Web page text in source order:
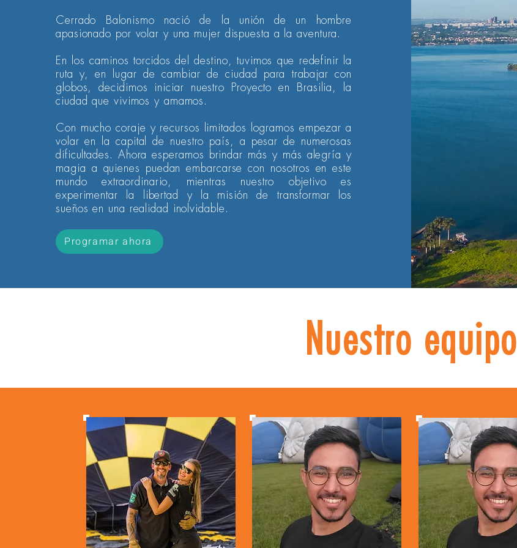
Cerrado Balonismo nació de la unión de un hombre
apasionado por volar y una mujer dispuesta a la aventura.
En los caminos torcidos del destino, tuvimos que redefinir la
ruta y, en lugar de cambiar de ciudad para trabajar con
globos, decidimos iniciar nuestro Proyecto en Brasilia, la
ciudad que vivimos y amamos.
Con mucho coraje y recursos limitados logramos empezar a
volar en la capital de nuestro país, a pesar de numerosas
dificultades. Ahora esperamos brindar más y más alegría y
magia a quienes puedan embarcarse con nosotros en este
mundo extraordinario, mientras nuestro objetivo es
experimentar la libertad y la misión de transformar los
sueños en una realidad inolvidable.
Programar ahora
Nuestro equipo